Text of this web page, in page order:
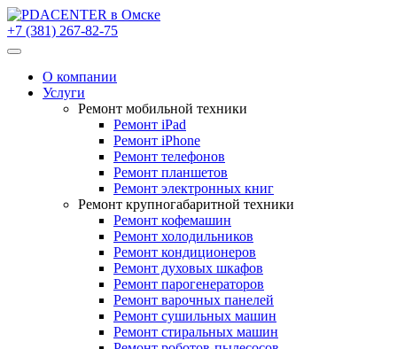
+7 (381) 267-82-75
О компании
Услуги
Ремонт мобильной техники
Ремонт iPad
Ремонт iPhone
Ремонт телефонов
Ремонт планшетов
Ремонт электронных книг
Ремонт крупногабаритной техники
Ремонт кофемашин
Ремонт холодильников
Ремонт кондиционеров
Ремонт духовых шкафов
Ремонт парогенераторов
Ремонт варочных панелей
Ремонт сушильных машин
Ремонт стиральных машин